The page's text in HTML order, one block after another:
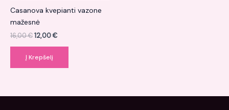
Casanova kvepianti vazone
mažesnė
16,00€12,00€
Į Krepšelį